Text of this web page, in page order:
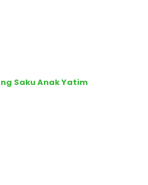
Saku Anak Yatim